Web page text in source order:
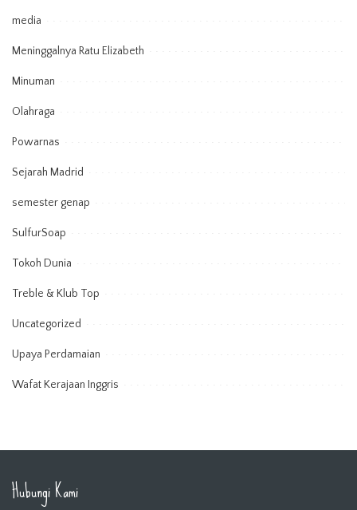
media
Meninggalnya Ratu Elizabeth
Minuman
Olahraga
Powarnas
Sejarah Madrid
semester genap
SulfurSoap
Tokoh Dunia
Treble & Klub Top
Uncategorized
Upaya Perdamaian
Wafat Kerajaan Inggris
Hubungi Kami